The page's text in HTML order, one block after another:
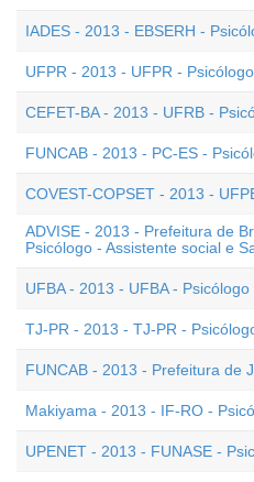
IADES - 2013 - EBSERH -
UFPR - 2013 - UFPR - Psicólogo
CEFET-BA - 2013 - UFRB -
FUNCAB - 2013 - PC-ES -
COVEST-COPSET - 2013 -
ADVISE - 2013 - Prefeitura de
Psicólogo - Assistente social e
UFBA - 2013 - UFBA - Psicólogo
TJ-PR - 2013 - TJ-PR -
FUNCAB - 2013 - Prefeitura de
Makiyama - 2013 - IF-RO -
UPENET - 2013 - FUNASE -